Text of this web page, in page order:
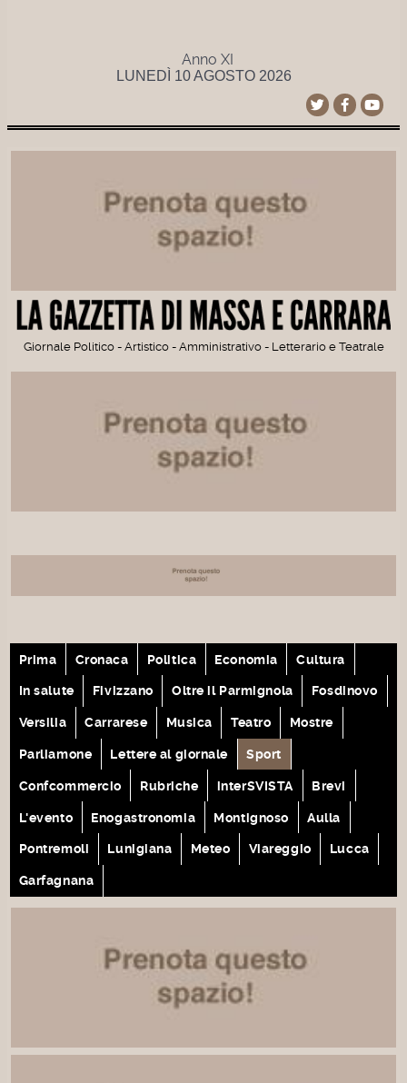
Anno XI
LUNEDÌ 10 AGOSTO 2026
Giornale Politico - Artistico - Amministrativo - Letterario e Teatrale
Prima Cronaca Politica Economia Cultura
In salute Fivizzano Oltre il Parmignola Fosdinovo
Versilia Carrarese Musica Teatro Mostre
Parliamone Lettere al giornale Sport
Confcommercio Rubriche interSVISTA Brevi
L'evento Enogastronomia Montignoso Aulla
Pontremoli Lunigiana Meteo Viareggio Lucca
Garfagnana